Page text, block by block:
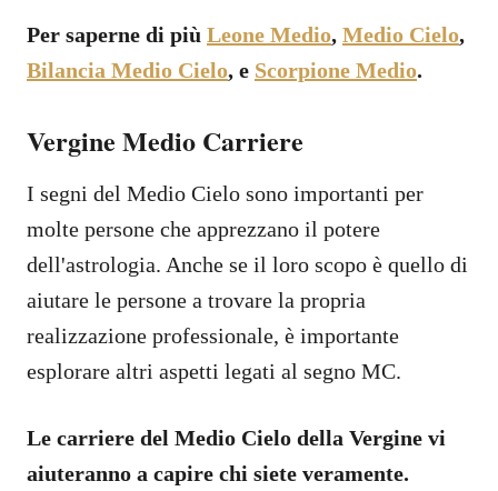
Per saperne di più Leone Medio, Medio Cielo,
Bilancia Medio Cielo, e Scorpione Medio.
Vergine Medio Carriere
I segni del Medio Cielo sono importanti per
molte persone che apprezzano il potere
dell'astrologia. Anche se il loro scopo è quello di
aiutare le persone a trovare la propria
realizzazione professionale, è importante
esplorare altri aspetti legati al segno MC.
Le carriere del Medio Cielo della Vergine vi
aiuteranno a capire chi siete veramente.